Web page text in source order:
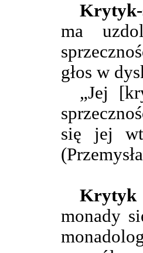
ma
głos w
„Jej
się jej
Krytyk
monady